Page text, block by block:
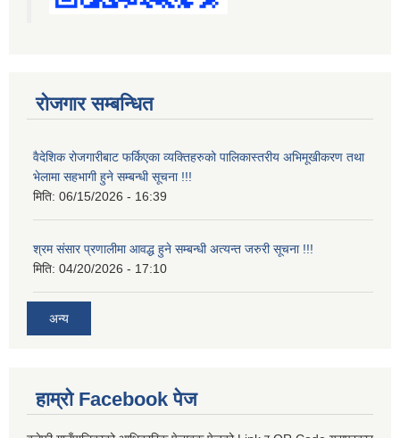
रोजगार सम्बन्धित
वैदेशिक रोजगारीबाट फर्किएका व्यक्तिहरुको पालिकास्तरीय अभिमूखीकरण तथा
भेलामा सहभागी हुने सम्बन्धी सूचना !!!
मिति: 06/15/2026 - 16:39
श्रम संसार प्रणालीमा आवद्ध हुने सम्बन्धी अत्यन्त जरुरी सूचना !!!
मिति: 04/20/2026 - 17:10
अन्य
हाम्रो Facebook पेज